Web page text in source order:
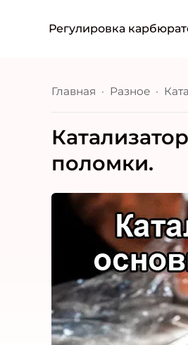
Регулировка
Главная Разное
поломки.